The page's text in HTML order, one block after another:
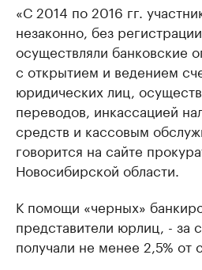
«С 2014 по 2016 гг.
незаконно, без
осуществляли банковские
с открытием и ведением
юридических лиц,
переводов, инкассацией
средств и кассовым
говорится на сайте
Новосибирской области.
К помощи «черных»
представители юрлиц, - за
получали не менее 2,5% от